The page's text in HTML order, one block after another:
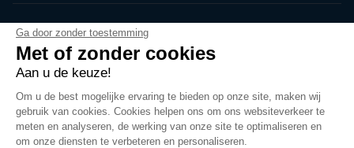
Ga door zonder toestemming
Met of zonder cookies
Aan u de keuze!
Om u de best mogelijke ervaring te bieden op onze site, maken wij
gebruik van cookies. Cookies helpen ons om ons websiteverkeer te
meten en analyseren, de werking van onze site te optimaliseren en
om onze diensten te verbeteren en personaliseren.